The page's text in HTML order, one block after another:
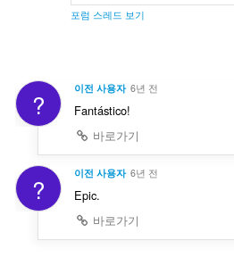
포럼 스레드 보기
? 이전 사용자 6년 전
Fantástico!
바로가기
? 이전 사용자 6년 전
Epic.
바로가기